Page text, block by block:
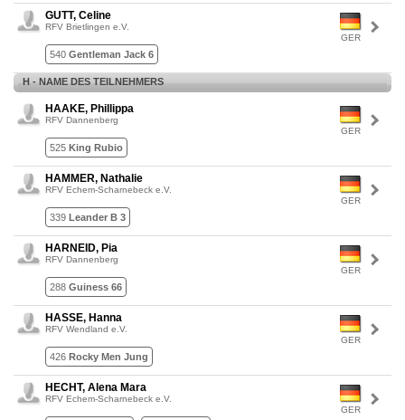
GER
GUTT, Celine
RFV Brietlingen e.V.
540 Gentleman Jack 6
H - NAME DES TEILNEHMERS
GER
HAAKE, Phillippa
RFV Dannenberg
525 King Rubio
GER
HAMMER, Nathalie
RFV Echem-Scharnebeck e.V.
339 Leander B 3
GER
HARNEID, Pia
RFV Dannenberg
288 Guiness 66
GER
HASSE, Hanna
RFV Wendland e.V.
426 Rocky Men Jung
GER
HECHT, Alena Mara
RFV Echem-Scharnebeck e.V.